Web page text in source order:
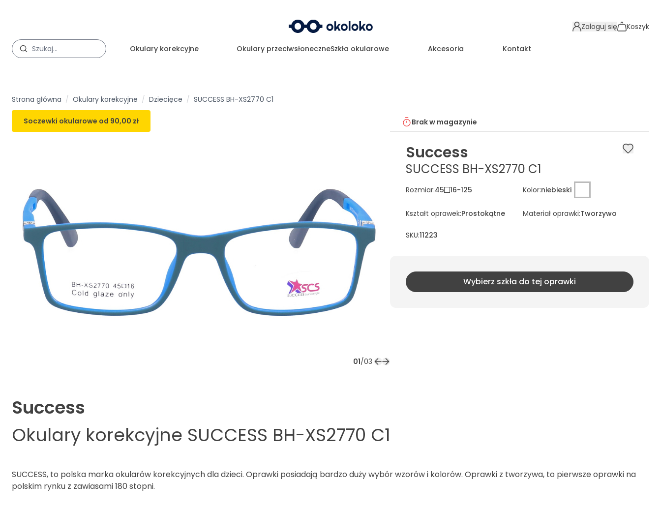
Zaloguj się Koszyk
Okulary korekcyjne Okulary przeciwsłoneczneSzkła okularowe Akcesoria Kontakt
Strona główna / Okulary korekcyjne / Dziecięce / SUCCESS BH-XS2770 C1
Soczewki okularowe od 90,00 zł Brak w magazynie
01/03
Success
SUCCESS BH-XS2770 C1
Rozmiar:45 16-125 Kolor:niebieski
Kształt oprawek:Prostokątne Materiał oprawki:Tworzywo
SKU:11223
Wybierz szkła do tej oprawki
Success
Okulary korekcyjne SUCCESS BH-XS2770 C1
SUCCESS, to polska marka okularów korekcyjnych dla dzieci. Oprawki posiadają bardzo duży wybór wzorów i kolorów. Oprawki z tworzywa, to pierwsze oprawki na
polskim rynku z zawiasami 180 stopni.